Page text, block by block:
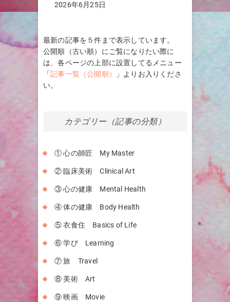
2026年6月25日
最新の記事を５件まで表示しています。
公開順（古い順）にご覧になりたい際に
は、各ページの上部に設置してるメニュー
「記事一覧（公開順）
」よりお入りくださ
い。
カテゴリー（記事の分類）
① 心の師匠 My Master
② 臨床美術 Clinical Art
③ 心の健康 Mental Health
④ 体の健康 Body Health
⑤ 衣食住 Basics of Life
⑥ 学び Learning
⑦ 旅 Travel
⑧ 美術 Art
⑨ 映画 Movie